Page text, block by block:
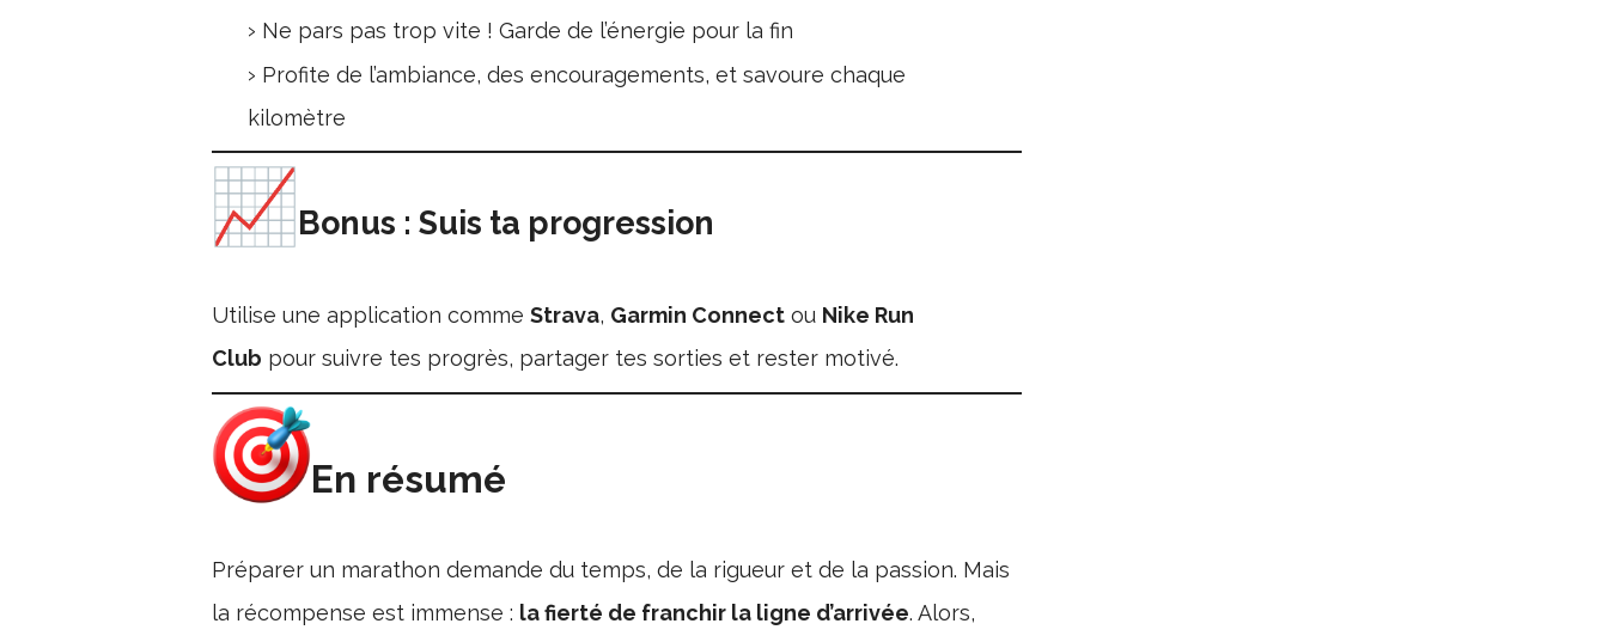
Ne pars pas trop vite ! Garde de l’énergie pour la fin
Profite de l’ambiance, des encouragements, et savoure chaque
kilomètre
Bonus : Suis ta progression
Utilise une application comme Strava, Garmin Connect ou Nike Run
Club pour suivre tes progrès, partager tes sorties et rester motivé.
En résumé
Préparer un marathon demande du temps, de la rigueur et de la passion. Mais
la récompense est immense : la fierté de franchir la ligne d’arrivée. Alors,